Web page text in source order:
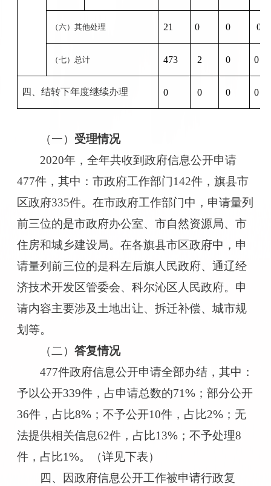
（六）其他处理 21 0 0 0
（七）总计 473 2 0 0
四、结转下年度继续办理 0 0 0 0
（一） 受理情况
2020年，全年共收到政府信息公开申请
477件，其中 ： 市政府工作部门142件， 旗县市
区政府335件。在市政府工作部门中，申请量列
前三位的是市政府办公室、 市自然资源局、 市
住房和城乡建设局。在各旗县市区政府中，申
请量列前三位的是科左后旗人民政府、 通辽经
济技术开发区管委会、 科尔沁区 人民政府。申
请内容主要涉及土地出让、拆迁补偿、城市规
划等。
（二）答复情况
477件政府信息公开申请全部办结，其中：
予以公开339件，占申请总数的71%； 部分公开
36件，占 比8%； 不予公开10件， 占 比2%；无
法提供相关信息62件，占 比13%；不予处理8
件， 占 比1%。（详见下表）
四、 因政府信息公开工作被申请行政复